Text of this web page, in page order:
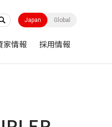
Japan Global
家情報 採用情報